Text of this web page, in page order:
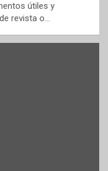
útiles y
revista o…